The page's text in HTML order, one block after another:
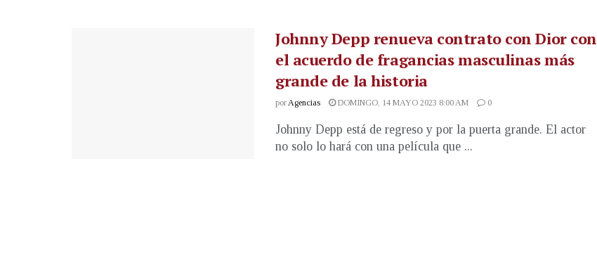
Johnny Depp renueva contrato con Dior con
el acuerdo de fragancias masculinas más
grande de la historia
porAgencias DOMINGO, 14 MAYO 2023 8:00 AM 0
Johnny Depp está de regreso y por la puerta grande. El actor
no solo lo hará con una película que ...